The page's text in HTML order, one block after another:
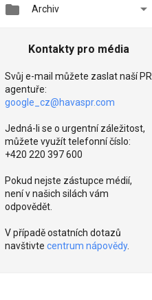
 Archiv 
Kontakty pro média
Svůj e-mail můžete zaslat naší PR
agentuře:
google_cz@havaspr.com
Jedná-li se o urgentní záležitost,
můžete využít telefonní číslo:
+420 220 397 600
Pokud nejste zástupce médií,
není v našich silách vám
odpovědět.
V případě ostatních dotazů
navštivte centrum nápovědy.